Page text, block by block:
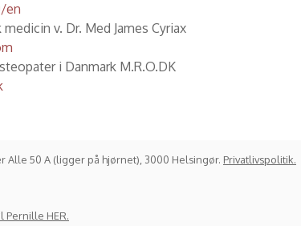
en
v. Dr. Med James Cyriax
i Danmark M.R.O.DK
50 A (ligger på hjørnet), 3000 Helsingør. Privatlivspolitik.
Pernille HER.